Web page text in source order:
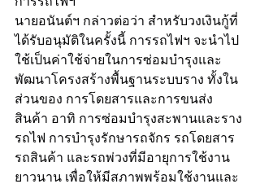
​นายอนันต์ฯ กล่าวต่อว่า สำหรับวงเงินกู้ที่
ได้รับอนุมัติในครั้งนี้ การรถไฟฯ จะนำไป
ใช้เป็นค่าใช้จ่ายในการซ่อมบำรุงและ
พัฒนาโครงสร้างพื้นฐานระบบราง ทั้งใน
ส่วนของ การโดยสารและการขนส่ง
สินค้า อาทิ การซ่อมบำรุงสะพานและราง
รถไฟ การบำรุงรักษารถจักร รถโดยสาร
รถสินค้า และรถพ่วงที่มีอายุการใช้งาน
ยาวนาน เพื่อให้มีสภาพพร้อมใช้งานและ